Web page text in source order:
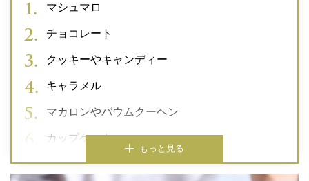
マシュマロ
チョコレート
クッキーやキャンディー
キャラメル
マカロンやバウムクーヘン
カップケーキ
もっと見る